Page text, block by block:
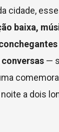
cidade,
baixa,
—
a dois